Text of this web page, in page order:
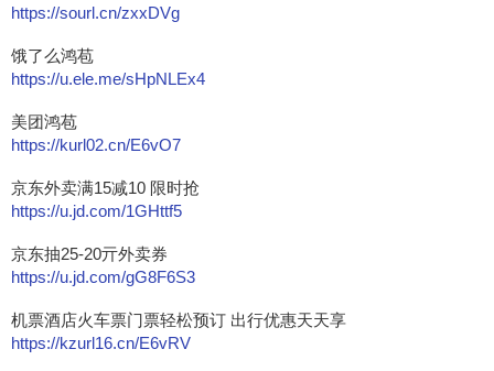
https://sourl.cn/zxxDVg
饿了么鸿苞
https://u.ele.me/sHpNLEx4
美团鸿苞
https://kurl02.cn/E6vO7
京东外卖满15减10 限时抢
https://u.jd.com/1GHttf5
京东抽25-20亓外卖券
https://u.jd.com/gG8F6S3
机票酒店火车票门票轻松预订 出行优惠天天享
https://kzurl16.cn/E6vRV